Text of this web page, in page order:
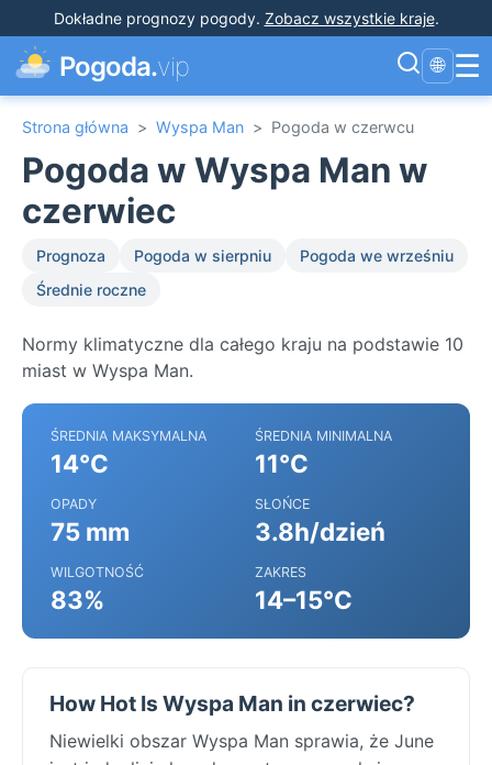
Dokładne prognozy pogody. Zobacz wszystkie kraje.
Pogoda.vip 🌐 ☰
Strona główna > Wyspa Man > Pogoda w czerwcu
Pogoda w Wyspa Man w
czerwiec
Prognoza Pogoda w sierpniu
Pogoda we wrześniu
Średnie roczne
Normy klimatyczne dla całego kraju na podstawie 10
miast w Wyspa Man.
ŚREDNIA MAKSYMALNA
14°C
ŚREDNIA MINIMALNA
11°C
OPADY
75 mm
SŁOŃCE
3.8h/dzień
WILGOTNOŚĆ
83%
ZAKRES
14–15°C
How Hot Is Wyspa Man in czerwiec?
Niewielki obszar Wyspa Man sprawia, że June